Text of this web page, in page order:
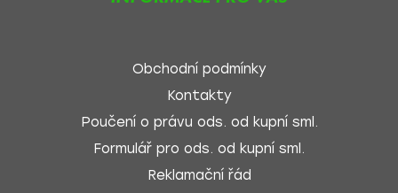
Obchodní podmínky
Kontakty
Poučení o právu ods. od kupní sml.
Formulář pro ods. od kupní sml.
Reklamační řád